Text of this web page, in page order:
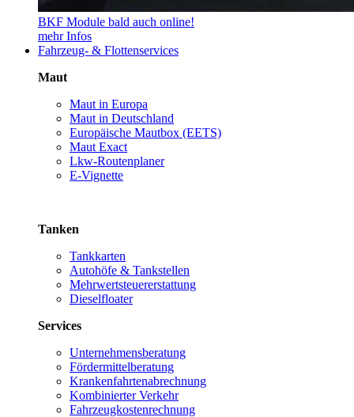
BKF Module bald auch online!
mehr Infos
Fahrzeug- & Flottenservices
Maut
Maut in Europa
Maut in Deutschland
Europäische Mautbox (EETS)
Maut Exact
Lkw-Routenplaner
E-Vignette
Tanken
Tankkarten
Autohöfe & Tankstellen
Mehrwertsteuererstattung
Dieselfloater
Services
Unternehmensberatung
Fördermittelberatung
Krankenfahrtenabrechnung
Kombinierter Verkehr
Fahrzeugkostenrechnung